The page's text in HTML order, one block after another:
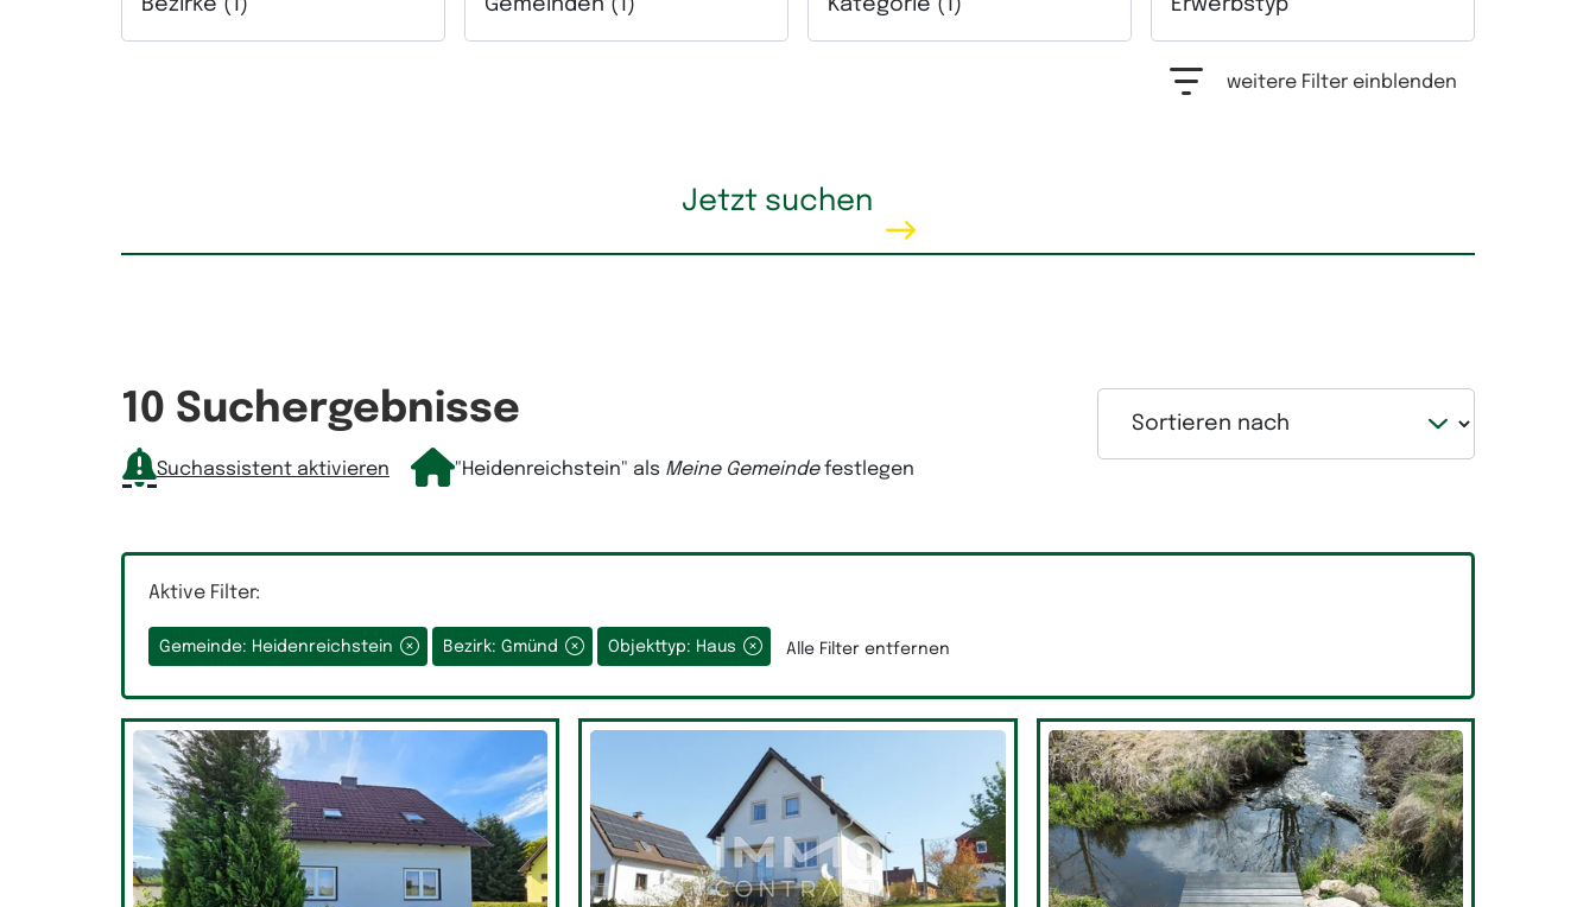
Bezirke (1) Gemeinden (1) Kategorie (1) Erwerbstyp
weitere Filter einblenden
Auswahlfeld Räume.
Jetzt suchen
10 Suchergebnisse
Suchassistent aktivieren "Heidenreichstein" als Meine Gemeindefestlegen
Aktive Filter:
Gemeinde: Heidenreichstein Bezirk: Gmünd Objekttyp: Haus Alle Filter entfernen